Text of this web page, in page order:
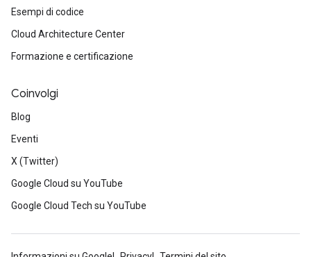
Esempi di codice
Cloud Architecture Center
Formazione e certificazione
Coinvolgi
Blog
Eventi
X (Twitter)
Google Cloud su YouTube
Google Cloud Tech su YouTube